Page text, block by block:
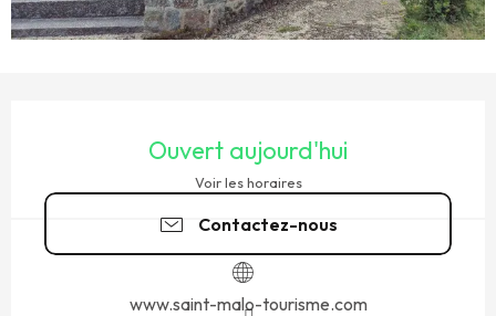
Ouvert aujourd'hui
Voir les horaires
Contactez-nous
www.saint-malo-tourisme.com